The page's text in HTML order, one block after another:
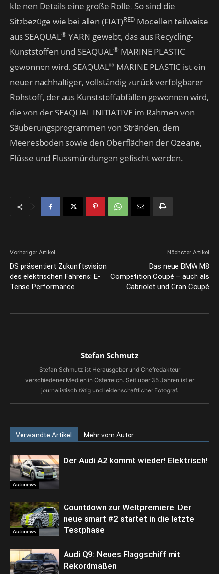
kleinen Details eine große Rolle. So sind die
Sitzbezüge wie bei allen (FIAT)RED Modellen teilweise
aus SEAQUAL® YARN gewebt, das aus Recycling-
Kunststoffen und SEAQUAL® MARINE PLASTIC
gewonnen wird. SEAQUAL® MARINE PLASTIC ist ein
neuer nachhaltiger, vollständig zurück verfolgbarer
Rohstoff, der aus Kunststoffabfällen gewonnen wird,
die von der SEAQUAL INITIATIVE im Rahmen von
Säuberungsprogrammen von Stränden, dem
Meeresboden sowie den Oberflächen der Ozeane,
Flüsse und Flussmündungen gefischt werden.
Vorheriger Artikel
DS präsentiert Zukunftsvision
des elektrischen Fahrens: E-
Tense Performance
Nächster Artikel
Das neue BMW M8
Competition Coupé – auch als
Cabriolet und Gran Coupé
Stefan Schmutz
Stefan Schmutz ist Herausgeber und Chefredakteur
verschiedener Medien in Österreich. Seit über 35 Jahren ist er
journalistisch tätig und leidenschaftlicher Fotograf.
Verwandte Artikel Mehr vom Autor
Autonews
Der Audi A2 kommt wieder! Elektrisch!
Autonews
Countdown zur Weltpremiere: Der
neue smart #2 startet in die letzte
Testphase
Audi Q9: Neues Flaggschiff mit
Rekordmaßen